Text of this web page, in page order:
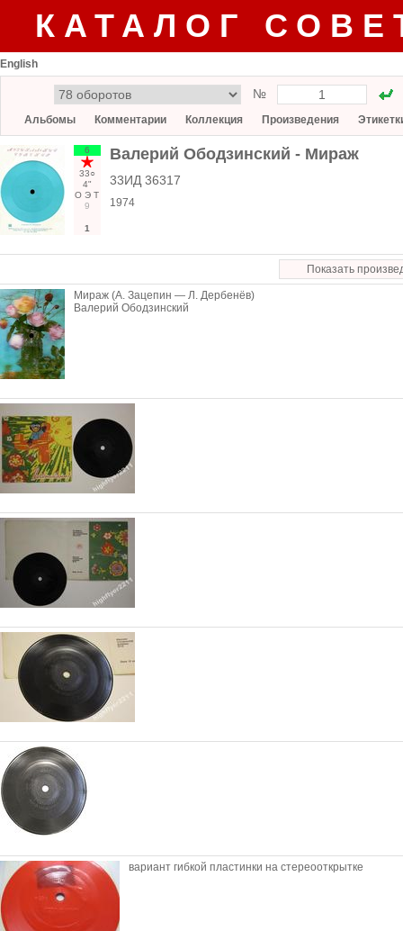
КАТАЛОГ
English
№
Альбомы Комментарии Коллекция Произведения
6
33○
4"
О Э Т
9
1
Валерий Ободзинский - Мираж
33ИД 36317
1974
Показать
Мираж (А. Зацепин — Л. Дербенёв)
Валерий Ободзинский
вариант гибкой пластинки на стереооткрытке